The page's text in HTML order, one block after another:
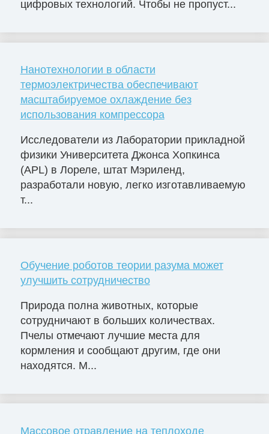
цифровых технологий. Чтобы не пропуст...
Нанотехнологии в области
термоэлектричества обеспечивают
масштабируемое охлаждение без
использования компрессора
Исследователи из Лаборатории прикладной
физики Университета Джонса Хопкинса
(APL) в Лореле, штат Мэриленд,
разработали новую, легко изготавливаемую
т...
Обучение роботов теории разума может
улучшить сотрудничество
Природа полна животных, которые
сотрудничают в больших количествах.
Пчелы отмечают лучшие места для
кормления и сообщают другим, где они
находятся. М...
Массовое отравление на теплоходе